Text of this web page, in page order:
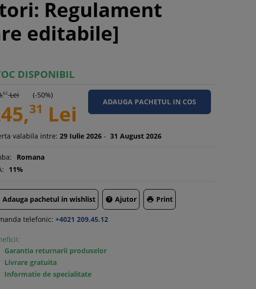
Regulament
editabile]
DISPONIBIL
62Lei (-50%)
31 Lei
valabila intre: 29 Iulie 2026 - 31 August 2026
Romana
11%
Adauga pachetul in wishlist  Ajutor  Print
telefonic: +4021 209.45.12
Garantia returnarii produselor
Livrare gratuita
Informatie de specialitate